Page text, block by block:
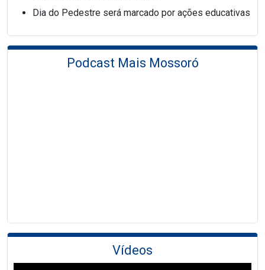
Dia do Pedestre será marcado por ações educativas
Podcast Mais Mossoró
Vídeos